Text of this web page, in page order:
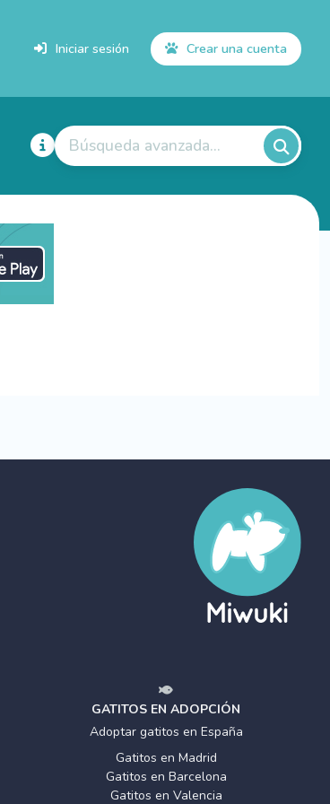
Iniciar sesión Crear una cuenta
Búsqueda avanzada...
GATITOS EN ADOPCIÓN
Adoptar gatitos en España
Gatitos en Madrid
Gatitos en Barcelona
Gatitos en Valencia